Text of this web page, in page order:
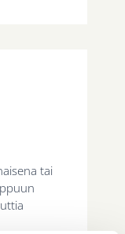
tai